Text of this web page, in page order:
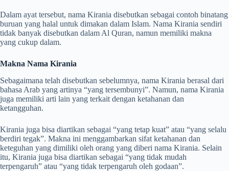
Dalam ayat tersebut, nama Kirania disebutkan sebagai contoh binatang
buruan yang halal untuk dimakan dalam Islam. Nama Kirania sendiri
tidak banyak disebutkan dalam Al Quran, namun memiliki makna
yang cukup dalam.
Makna Nama Kirania
Sebagaimana telah disebutkan sebelumnya, nama Kirania berasal dari
bahasa Arab yang artinya “yang tersembunyi”. Namun, nama Kirania
juga memiliki arti lain yang terkait dengan ketahanan dan
ketangguhan.
Kirania juga bisa diartikan sebagai “yang tetap kuat” atau “yang selalu
berdiri tegak”. Makna ini menggambarkan sifat ketahanan dan
keteguhan yang dimiliki oleh orang yang diberi nama Kirania. Selain
itu, Kirania juga bisa diartikan sebagai “yang tidak mudah
terpengaruh” atau “yang tidak terpengaruh oleh godaan”.